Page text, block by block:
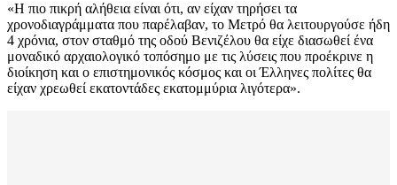
«Η πιο πικρή αλήθεια είναι ότι, αν είχαν τηρήσει τα
χρονοδιαγράμματα που παρέλαβαν, το Μετρό θα λειτουργούσε ήδη
4 χρόνια, στον σταθμό της οδού Βενιζέλου θα είχε διασωθεί ένα
μοναδικό αρχαιολογικό τοπόσημο με τις λύσεις που προέκρινε η
διοίκηση και ο επιστημονικός κόσμος και οι Έλληνες πολίτες θα
είχαν χρεωθεί εκατοντάδες εκατομμύρια λιγότερα».